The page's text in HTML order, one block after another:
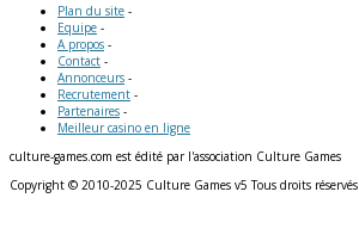
Plan du site -
Equipe -
A propos -
Contact -
Annonceurs -
Recrutement -
Partenaires -
Meilleur casino en ligne
culture-games.com est édité par l'association Culture Games
Copyright © 2010-2025 Culture Games v5 Tous droits réservés.